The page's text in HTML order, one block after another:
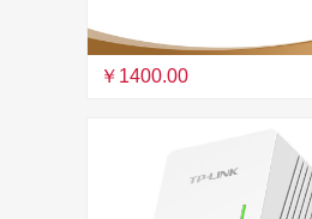
￥1400.00